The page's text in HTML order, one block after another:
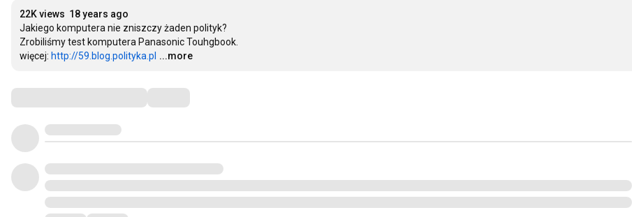
22K views 18 years ago
Jakiego komputera nie zniszczy żaden polityk?
Zrobiliśmy test komputera Panasonic Touhgbook.
więcej: http://59.blog.polityka.pl ...more